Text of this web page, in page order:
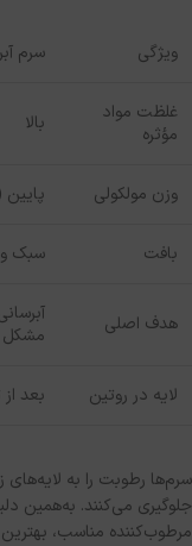
ویژگی سرم
غلظت مواد
مؤثره
بالا
وزن مولکولی پایین
بافت سبک و
هدف اصلی
مشکل
لایه در روتین بعد از
سرم‌ها رطوبت را به
جلوگیری می‌کنند. به‌همین
مرطوب‌کننده مناسب،